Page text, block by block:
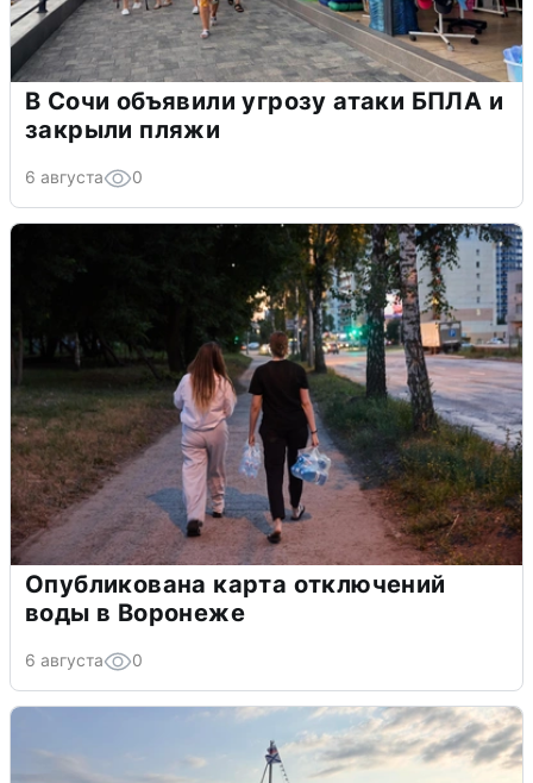
В Сочи объявили угрозу атаки БПЛА и
закрыли пляжи
6 августа 0
Опубликована карта отключений
воды в Воронеже
6 августа 0